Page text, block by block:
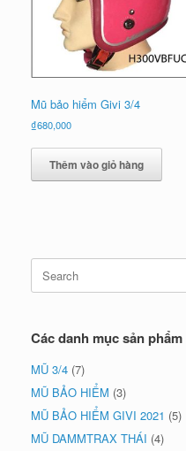
Mũ bảo hiểm Givi 3/4
₫680,000
Thêm vào giỏ hàng
Search
for:
Các danh mục sản phẩm
MŨ 3/4 (7)
MŨ BẢO HIỂM (3)
MŨ BẢO HIỂM GIVI 2021 (5)
MŨ DAMMTRAX THÁI (4)